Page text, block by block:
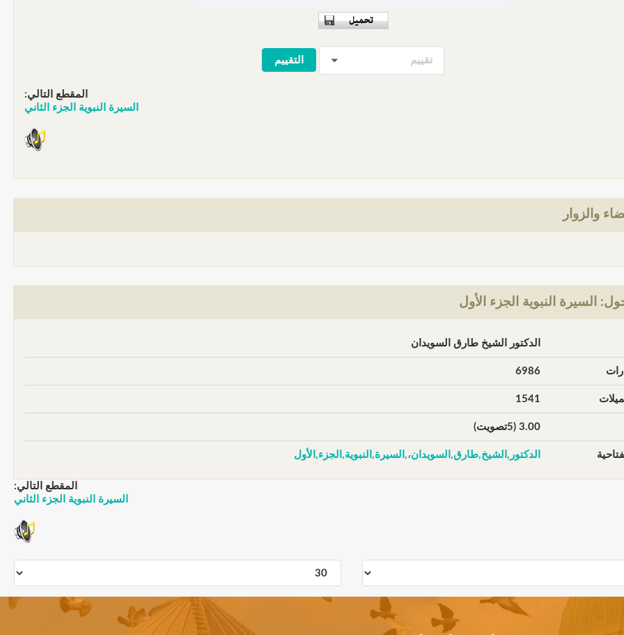
تقييم
المقطع التالي:
السيرة النبوية الجزء الثاني
والزوار
السيرة النبوية الجزء الأول
الدكتور الشيخ طارق السويدان
6986
1541
3.00 (5تصويت)
الدكتور,الشيخ,طارق,السويدان،,السيرة,النبوية,الجزء,الأول
المقطع التالي:
السيرة النبوية الجزء الثاني